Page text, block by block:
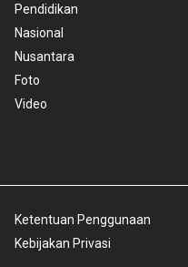
Pendidikan
Nasional
Nusantara
Foto
Video
Ketentuan Penggunaan
Kebijakan Privasi